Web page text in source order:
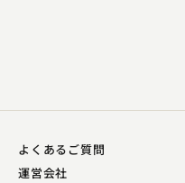
よくあるご質問
運営会社